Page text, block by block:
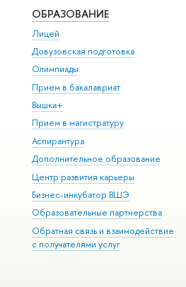
ОБРАЗОВАНИЕ
Лицей
Довузовская подготовка
Олимпиады
Прием в бакалавриат
Вышка+
Прием в магистратуру
Аспирантура
Дополнительное образование
Центр развития карьеры
Бизнес-инкубатор ВШЭ
Образовательные партнерства
Обратная связь и взаимодействие
с получателями услуг